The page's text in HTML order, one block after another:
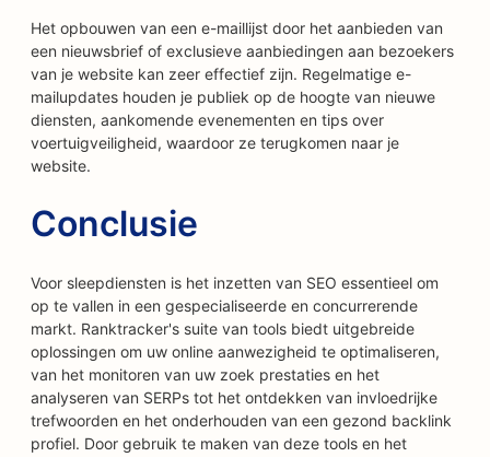
Het opbouwen van een e-maillijst door het aanbieden van
een nieuwsbrief of exclusieve aanbiedingen aan bezoekers
van je website kan zeer effectief zijn. Regelmatige e-
mailupdates houden je publiek op de hoogte van nieuwe
diensten, aankomende evenementen en tips over
voertuigveiligheid, waardoor ze terugkomen naar je
website.
Conclusie
Voor sleepdiensten is het inzetten van SEO essentieel om
op te vallen in een gespecialiseerde en concurrerende
markt. Ranktracker's suite van tools biedt uitgebreide
oplossingen om uw online aanwezigheid te optimaliseren,
van het monitoren van uw zoek prestaties en het
analyseren van SERPs tot het ontdekken van invloedrijke
trefwoorden en het onderhouden van een gezond backlink
profiel. Door gebruik te maken van deze tools en het